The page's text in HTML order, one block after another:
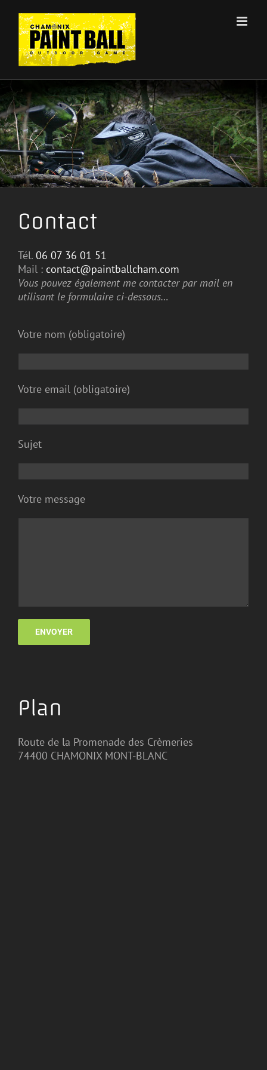
contenu
Contact
Tél. 06 07 36 01 51
Mail : contact@paintballcham.com
Vous pouvez également me contacter par mail en
utilisant le formulaire ci-dessous…
Votre nom (obligatoire)
Votre email (obligatoire)
Sujet
Votre message
Plan
Route de la Promenade des Crèmeries
74400 CHAMONIX MONT-BLANC